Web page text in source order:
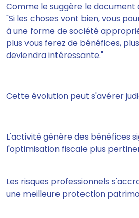
Comme le suggère le document
"Si les choses vont bien, vous
à une forme de société
plus vous ferez de bénéfices,
deviendra intéressante."
Cette évolution peut s'avérer
L'activité génère des bénéfices
l'optimisation fiscale plus
Les risques professionnels
une meilleure protection